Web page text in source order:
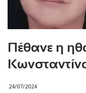
Πέθανε η
24/07/2024